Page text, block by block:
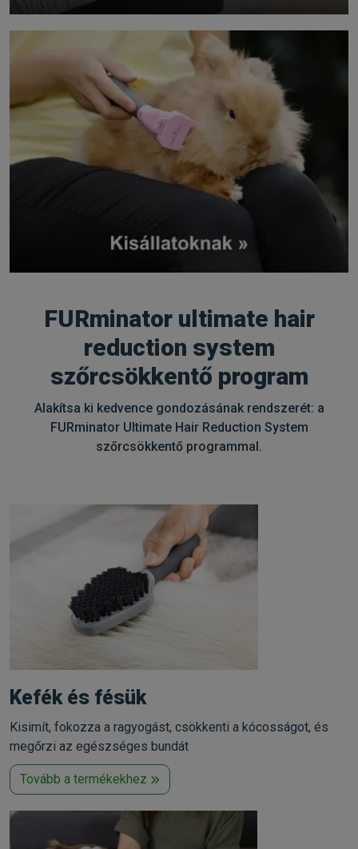
FURminator ultimate hair
reduction system
szőrcsökkentő program
Alakítsa ki kedvence gondozásának rendszerét: a
FURminator Ultimate Hair Reduction System
szőrcsökkentő programmal.
Kefék és fésük
Kisimít, fokozza a ragyogást, csökkenti a kócosságot, és
megőrzi az egészséges bundát
Tovább a termékekhez